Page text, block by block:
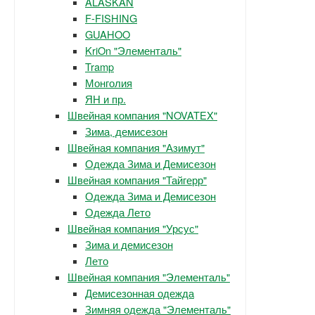
F-FISHING
GUAHOO
KriOn "Элементаль"
Tramp
Монголия
ЯН и пр.
Швейная компания "NOVATEX"
Зима, демисезон
Швейная компания "Азимут"
Одежда Зима и Демисезон
Швейная компания "Тайгерр"
Одежда Зима и Демисезон
Одежда Лето
Швейная компания "Урсус"
Зима и демисезон
Лето
Швейная компания "Элементаль"
Демисезонная одежда
Зимняя одежда "Элементаль"